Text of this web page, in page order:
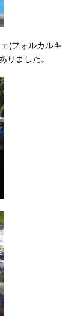
(フォルカルキ
ました。